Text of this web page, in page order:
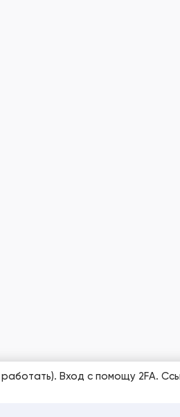
Вход с помощу 2FA.